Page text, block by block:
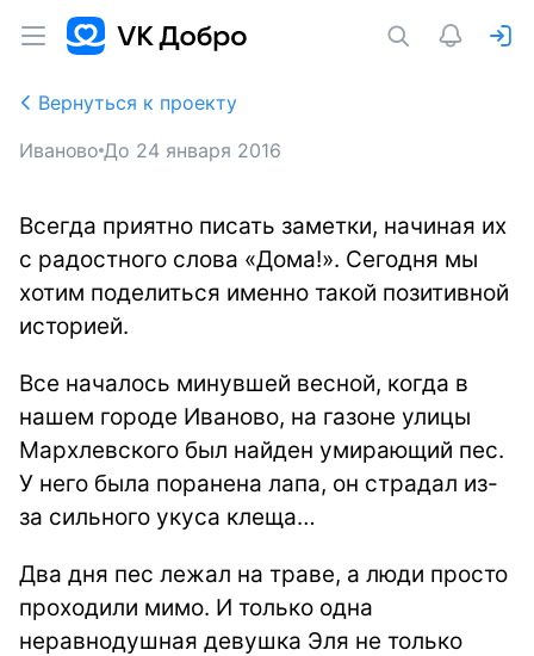
Вернуться к проекту
Иваново До 24 января 2016
Всегда приятно писать заметки, начиная их
с радостного слова «Дома!». Сегодня мы
хотим поделиться именно такой позитивной
историей.
Все началось минувшей весной, когда в
нашем городе Иваново, на газоне улицы
Мархлевского был найден умирающий пес.
У него была поранена лапа, он страдал из-
за сильного укуса клеща…
Два дня пес лежал на траве, а люди просто
проходили мимо. И только одна
неравнодушная девушка Эля не только